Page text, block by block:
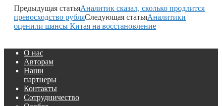
Предыдущая статьяАналитик сказал, сколько продлится
превосходство рубляСледующая статьяАналитики
оценили шансы Китая на восстановление
О нас
Авторам
Наши
партнеры
Контакты
Сотрудничество